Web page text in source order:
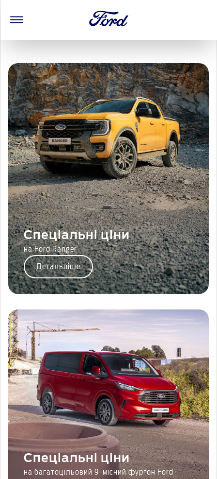
Спеціальні ціни
на Ford Ranger
Детальніше
Спеціальні ціни
на багатоцільовий 9-місний фургон Ford